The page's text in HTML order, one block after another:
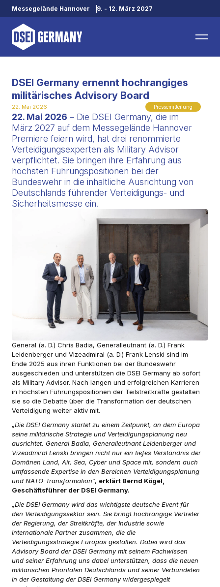
Messegelände Hannover 9. - 12. März 2027
DSEI Germany ernennt hochrangiges
militärisches Advisory Board
22. Mai 2026 Pressemitteilung
22. Mai 2026 – Die DSEI Germany, die im
März 2027 auf dem Messegelände Hannover
Premiere feiern wird, hat drei renommierte
Verteidigungsexperten als Military Advisor
verpflichtet. Sie bringen ihre Erfahrung aus
höchsten Führungspositionen bei der
Bundeswehr in die inhaltliche Ausrichtung von
Deutschlands führender Verteidigungs- und
Sicherheitsmesse ein.
General (a. D.) Chris Badia, Generalleutnant (a. D.) Frank
Leidenberger und Vizeadmiral (a. D.) Frank Lenski sind im
Ende 2025 aus ihren Funktionen bei der Bundeswehr
ausgeschieden und unterstützen die DSEI Germany ab sofort
als Military Advisor. Nach langen und erfolgreichen Karrieren
in höchsten Führungspositionen der Teilstreitkräfte gestalten
sie so die Debatte über die Transformation der deutschen
Verteidigung weiter aktiv mit.
„Die DSEI Germany startet zu einem Zeitpunkt, an dem Europa
seine militärische Strategie und Verteidigungsplanung neu
ausrichtet. General Badia, Generalleutnant Leidenberger und
Vizeadmiral Lenski bringen nicht nur ein tiefes Verständnis der
Domänen Land, Air, Sea, Cyber und Space mit, sondern auch
umfassende Expertise in den Bereichen Verteidigungsplanung
und NATO-Transformation“, erklärt Bernd Kögel,
Geschäftsführer der DSEI Germany.
„Die DSEI Germany wird das wichtigste deutsche Event für
den Verteidigungssektor sein. Sie bringt hochrangige Vertreter
der Regierung, der Streitkräfte, der Industrie sowie
internationale Partner zusammen, die die
Verteidigungsstrategie Europas gestalten. Dabei wird das
Advisory Board der DSEI Germany mit seinem Fachwissen
und seiner Erfahrung uns dabei unterstützen, dass die neuen
militärischen Prioritäten Deutschlands und seiner Verbündeten
in der Gestaltung der DSEI Germany widergespiegelt